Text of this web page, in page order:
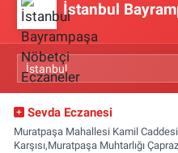
İstanbul
Sevda Eczanesi
Muratpaşa Mahallesi Kamil Caddesi
Karşısı,Muratpaşa Muhtarlığı